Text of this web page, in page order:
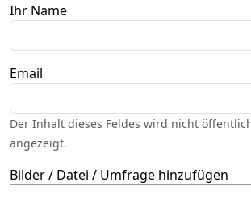
Ihr Name
Email
Der Inhalt dieses Feldes wird nicht
angezeigt.
Bilder / Datei / Umfrage hinzufügen